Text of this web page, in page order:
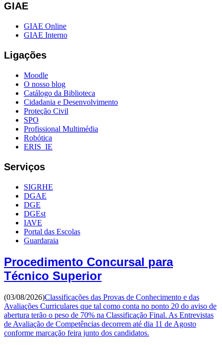
GIAE
GIAE Online
GIAE Interno
Ligações
Moodle
O nosso blog
Catálogo da Biblioteca
Cidadania e Desenvolvimento
Proteção Civil
SPO
Profissional Multimédia
Robótica
ERIS_IE
Serviços
SIGRHE
DGAE
DGE
DGEst
IAVE
Portal das Escolas
Guardaraia
Procedimento Concursal para
Técnico Superior
(03/08/2026)Classificações das Provas de Conhecimento e das
Avaliações Curriculares que tal como conta no ponto 20 do aviso de
abertura terão o peso de 70% na Classificação Final. As Entrevistas
de Avaliação de Competências decorrem até dia 11 de Agosto
conforme marcação feira junto dos candidatos.